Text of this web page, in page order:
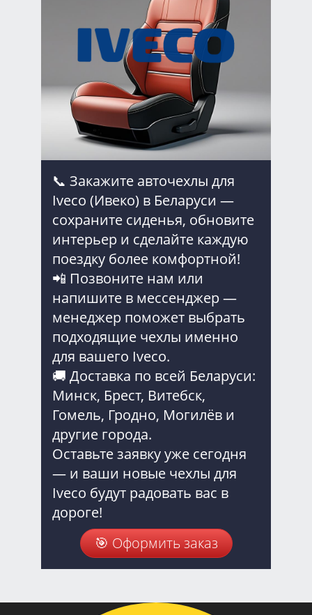
📞 Закажите авточехлы для
Iveco (Ивеко) в Беларуси —
сохраните сиденья, обновите
интерьер и сделайте каждую
поездку более комфортной!
📲 Позвоните нам или
напишите в мессенджер —
менеджер поможет выбрать
подходящие чехлы именно
для вашего Iveco.
🚚 Доставка по всей Беларуси:
Минск, Брест, Витебск,
Гомель, Гродно, Могилёв и
другие города.
Оставьте заявку уже сегодня
— и ваши новые чехлы для
Iveco будут радовать вас в
дороге!
🎯 Оформить заказ